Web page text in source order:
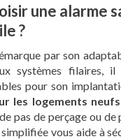
une alarme
?
par son
systèmes filaires, il
pour son
les logements neufs
pas de perçage ou de
vous aide à